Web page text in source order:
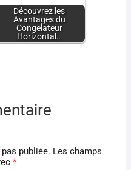
Découvrez les
Avantages du
Congelateur
Horizontal…
publiée. Les champs
*